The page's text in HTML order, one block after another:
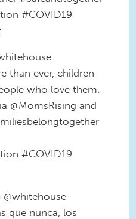
#COVID19
than ever, children
who love them.
@MomsRising and
#COVID19
@whitehouse
que nunca, los